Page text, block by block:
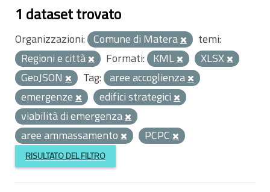
1 dataset trovato
Organizzazioni: Comune di Matera
temi:
Regioni e città
Formati: KML
XLSX
GeoJSON
Tag: aree accoglienza
emergenze
edifici strategici
viabilità di emergenza
aree ammassamento
PCPC
RISULTATO DEL FILTRO